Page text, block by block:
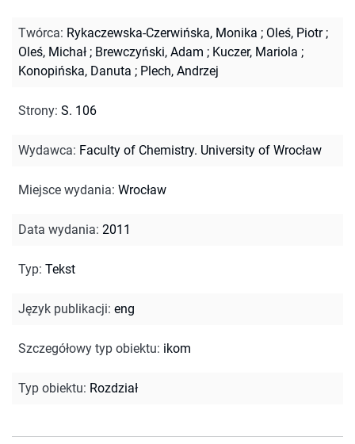
Twórca: Rykaczewska-Czerwińska, Monika ; Oleś, Piotr;
Oleś, Michał ; Brewczyński, Adam ; Kuczer, Mariola ;
Konopińska, Danuta ; Plech, Andrzej
Strony: S. 106
Wydawca: Faculty of Chemistry. University of Wrocław
Miejsce wydania: Wrocław
Data wydania: 2011
Typ: Tekst
Język publikacji: eng
Szczegółowy typ obiektu: ikom
Typ obiektu: Rozdział